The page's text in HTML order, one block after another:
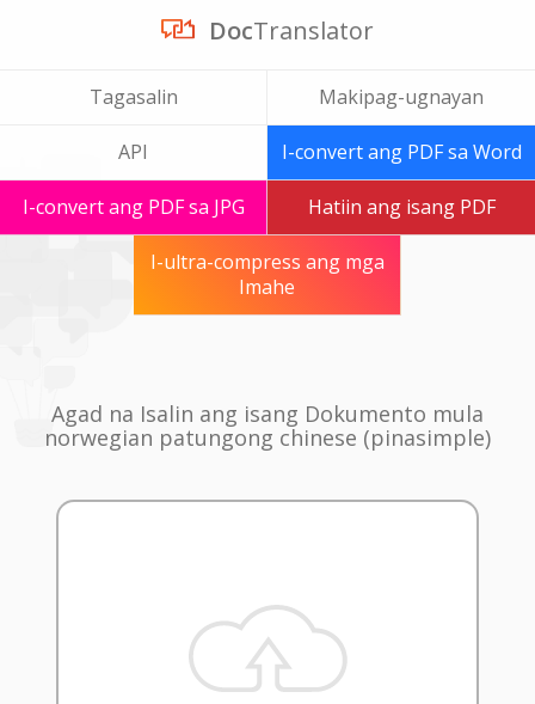
DocTranslator
Tagasalin Makipag-ugnayan
API I-convert ang PDF sa Word
I-convert ang PDF sa JPG Hatiin ang isang PDF
I-ultra-compress ang mga
Imahe
Agad na Isalin ang isang Dokumento mula
norwegian patungong chinese (pinasimple)